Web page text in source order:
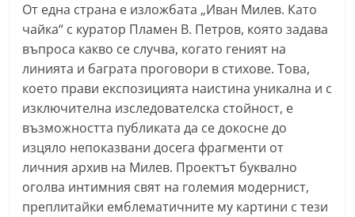
n
l
a
k
-
b
g
.
i
От една страна е изложбата „Иван Милев. Като
чайка“ с куратор Пламен В. Петров, която задава
въпроса какво се случва, когато геният на
линията и баграта проговори в стихове. Това,
което прави експозицията наистина уникална и с
изключителна изследователска стойност, е
възможността публиката да се докосне до
изцяло непоказвани досега фрагменти от
личния архив на Милев. Проектът буквално
оголва интимния свят на големия модернист,
преплитайки емблематичните му картини с тези